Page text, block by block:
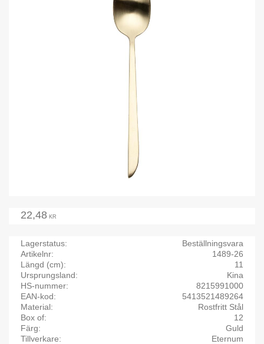
22,48 KR
Lagerstatus
Beställningsvara
Artikelnr
1489-26
Längd (cm)
11
Ursprungsland
Kina
HS-nummer
8215991000
EAN-kod
5413521489264
Material
Rostfritt Stål
Box of
12
Färg
Guld
Tillverkare
Eternum